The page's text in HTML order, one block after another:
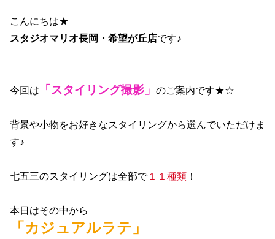
こんにちは★
スタジオマリオ長岡・希望が丘店です♪
今回は 「スタイリング撮影」 のご案内です★☆
背景や小物をお好きなスタイリングから選んでいただけま
す♪
七五三のスタイリングは全部で１１種類 ！
本日はその中から
「カジュアルラテ」